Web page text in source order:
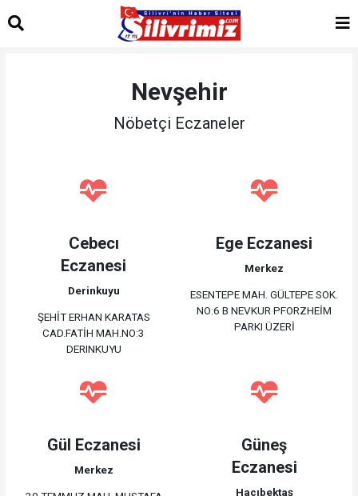
Nevşehir
Nöbetçi Eczaneler
Cebecı
Eczanesi
Derinkuyu
ŞEHİT ERHAN KARATAS
CAD.FATİH MAH.NO:3
DERINKUYU
Ege Eczanesi
Merkez
ESENTEPE MAH. GÜLTEPE SOK.
NO:6 B NEVKUR PFORZHEİM
PARKI ÜZERİ
Gül Eczanesi
Merkez
Güneş
Eczanesi
Hacıbektaş